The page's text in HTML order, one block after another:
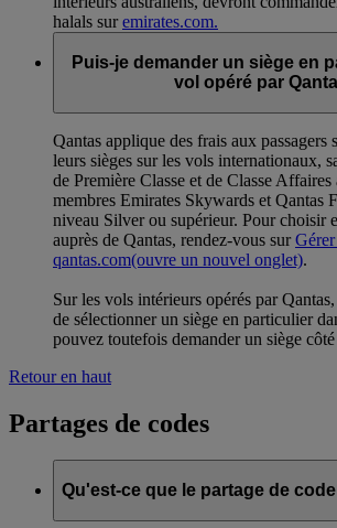
halals suremirates.com.
Puis-je demander un siège en
vol opéré par
Qantas applique des frais aux passagers
leurs sièges sur les vols internationaux,
de Première Classe et de Classe Affaires
membres Emirates Skywards et Qantas
niveau Silver ou supérieur. Pour choisir
auprès de Qantas, rendez-vous sur
qantas.com(ouvre un nouvel onglet).
Sur les vols intérieurs opérés par
de sélectionner un siège en particulier
pouvez toutefois demander un siège
Retour en haut
Partages de codes
Qu'est-ce que le partage de